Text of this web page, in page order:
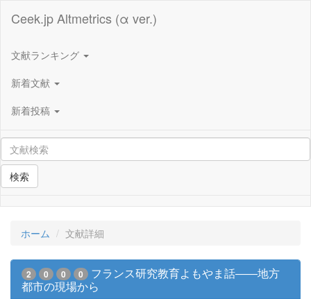
Ceek.jp Altmetrics (α ver.)
文献ランキング
新着文献
新着投稿
検索
ホーム 文献詳細
2 0 0 0
フランス研究教育よもやま話――地方
都市の現場から